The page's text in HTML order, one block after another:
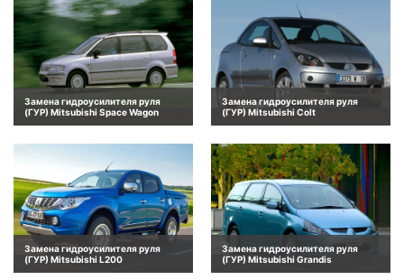
Замена гидроусилителя руля
(ГУР) Mitsubishi Space Wagon
Замена гидроусилителя руля
(ГУР) Mitsubishi Colt
Замена гидроусилителя руля
(ГУР) Mitsubishi L200
Замена гидроусилителя руля
(ГУР) Mitsubishi Grandis